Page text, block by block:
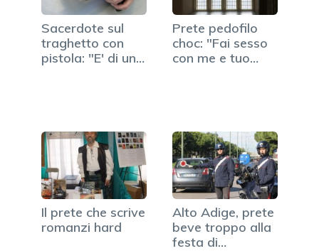
Sacerdote sul
traghetto con
pistola: "E' di un…
Prete pedofilo
choc: "Fai sesso
con me e tuo
Il prete che scrive
romanzi hard
Alto Adige, prete
beve troppo alla
festa di…